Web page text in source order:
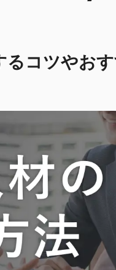
るコツやお